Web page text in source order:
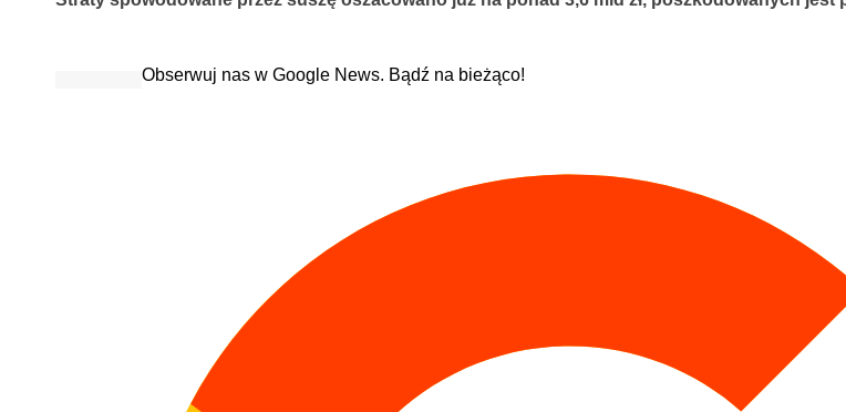
Obserwuj nas w Google News. Bądź na bieżąco!